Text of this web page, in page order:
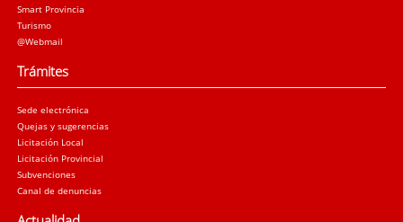
Smart Provincia
Turismo
@Webmail
Trámites
Sede electrónica
Quejas y sugerencias
Licitación Local
Licitación Provincial
Subvenciones
Canal de denuncias